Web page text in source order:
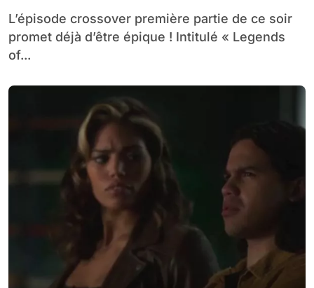
L’épisode crossover première partie de ce soir
promet déjà d’être épique ! Intitulé « Legends
of...